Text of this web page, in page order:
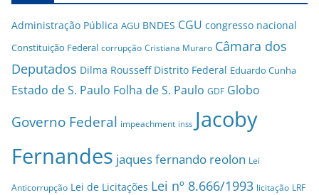
Administração Pública AGU BNDES CGU congresso nacional
Constituição Federal corrupção Cristiana Muraro Câmara dos
Deputados Dilma Rousseff Distrito Federal Eduardo Cunha
Estado de S. Paulo Folha de S. Paulo GDF Globo
Governo Federal impeachment inss Jacoby
Fernandes jaques fernando reolon Lei
Anticorrupção Lei de Licitações Lei nº 8.666/1993 licitação LRF